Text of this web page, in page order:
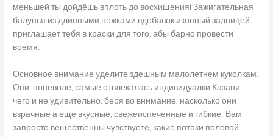
меньшей ты дойдёшь вплоть до восхищения! Зажигательная
балунья из длинными ножками вдобавок иконный задницей
приглашает тебя в краски для того, абы барно провести
время.
Основное внимание уделите здешным малолетнем куколкам.
Они, поневоле, самые отвлекалась индивидуалки Казани,
чего и не удивительно, беря во внимание, насколько они
взрачные а еще вкусные, свежеиспеченные и гибкие. Вам
запросто вещественны чувствуете, какие потоки половой